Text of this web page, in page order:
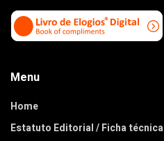
Menu
Home
Estatuto Editorial / Ficha técnica